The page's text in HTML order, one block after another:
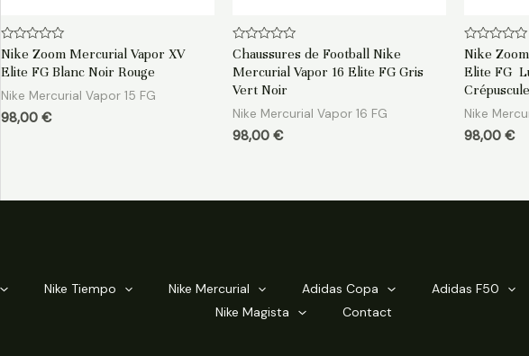
Note
0
sur
Nike Zoom Mercurial Vapor XV
Elite FG Blanc Noir Rouge
Nike Mercurial Vapor 15 FG
98,00 €
Note
0
sur
5
Chaussures de Football Nike
Mercurial Vapor 16 Elite FG Gris
Vert Noir
Nike Mercurial Vapor 16 FG
98,00 €
Note
0
sur
5
Nike
Elite FG
Nike
98,00 €
Nike Tiempo Nike Mercurial Adidas Copa Adidas F50
Nike Magista
Contact